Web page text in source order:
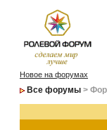
Новое на форумах
Все форумы >